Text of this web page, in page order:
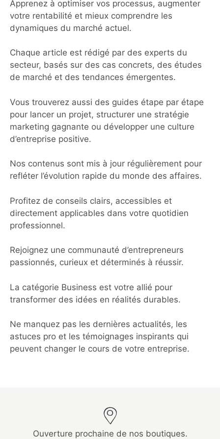
Apprenez à optimiser vos processus, augmenter
votre rentabilité et mieux comprendre les
dynamiques du marché actuel.
Chaque article est rédigé par des experts du
secteur, basés sur des cas concrets, des études
de marché et des tendances émergentes.
Vous trouverez aussi des guides étape par étape
pour lancer un projet, structurer une stratégie
marketing gagnante ou développer une culture
d’entreprise positive.
Nos contenus sont mis à jour régulièrement pour
refléter l’évolution rapide du monde des affaires.
Profitez de conseils clairs, accessibles et
directement applicables dans votre quotidien
professionnel.
Rejoignez une communauté d’entrepreneurs
passionnés, curieux et déterminés à réussir.
La catégorie Business est votre allié pour
transformer des idées en réalités durables.
Ne manquez pas les dernières actualités, les
astuces pro et les témoignages inspirants qui
peuvent changer le cours de votre entreprise.
Ouverture prochaine de nos boutiques.